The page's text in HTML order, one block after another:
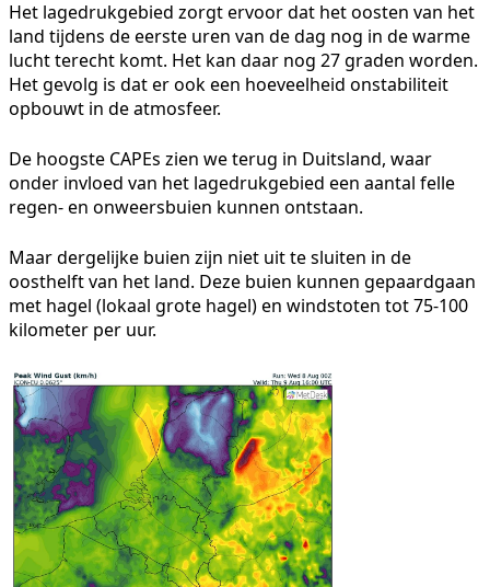
Het lagedrukgebied zorgt ervoor dat het oosten van het
land tijdens de eerste uren van de dag nog in de warme
lucht terecht komt. Het kan daar nog 27 graden worden.
Het gevolg is dat er ook een hoeveelheid onstabiliteit
opbouwt in de atmosfeer.
De hoogste CAPEs zien we terug in Duitsland, waar
onder invloed van het lagedrukgebied een aantal felle
regen- en onweersbuien kunnen ontstaan.
Maar dergelijke buien zijn niet uit te sluiten in de
oosthelft van het land. Deze buien kunnen gepaardgaan
met hagel (lokaal grote hagel) en windstoten tot 75-100
kilometer per uur.